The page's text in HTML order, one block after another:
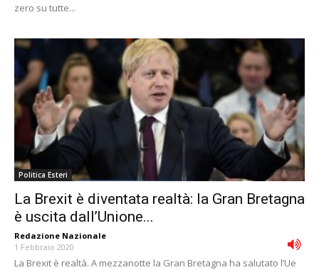
zero su tutte...
Politica Esteri
La Brexit è diventata realtà: la Gran Bretagna
è uscita dall’Unione...
Redazione Nazionale -
1 Febbraio 2020
La Brexit è realtà. A mezzanotte la Gran Bretagna ha salutato l’Ue